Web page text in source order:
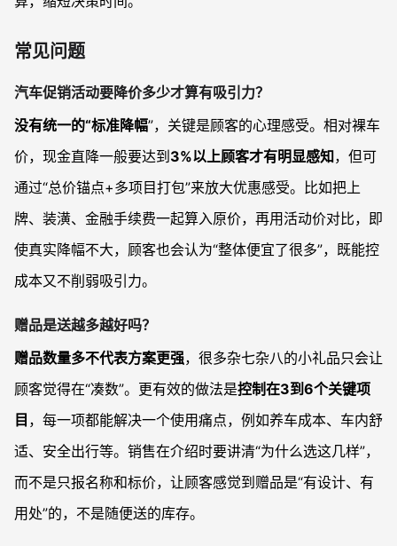
常见问题
汽车促销活动要降价多少才算有吸引力？
没有统一的“标准降幅”，关键是顾客的心理感受。相对裸车
价，现金直降一般要达到 3%以上顾客才有明显感知，但可
通过“总价锚点+多项目打包”来放大优惠感受。比如把上
牌、装潢、金融手续费一起算入原价，再用活动价对比，即
使真实降幅不大，顾客也会认为“整体便宜了很多”，既能控
成本又不削弱吸引力。
赠品是送越多越好吗？
赠品数量多不代表方案更强，很多杂七杂八的小礼品只会让
顾客觉得在“凑数”。更有效的做法是控制在3到6个关键项
目 ，每一项都能解决一个使用痛点，例如养车成本、车内舒
适、安全出行等。销售在介绍时要讲清“为什么选这几样”，
而不是只报名称和标价，让顾客感觉到赠品是“有设计、有
用处”的，不是随便送的库存。